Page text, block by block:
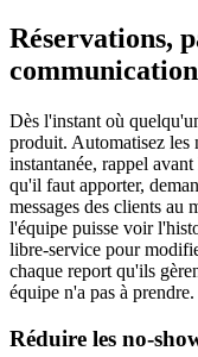
Réservations,
Dès l'instant où
produit. Automatisez
instantanée, rappel
qu'il faut apporter,
messages des clients au
l'équipe puisse voir
libre-service pour
chaque report qu'ils
équipe n'a pas à prendre.
Réduire les no-